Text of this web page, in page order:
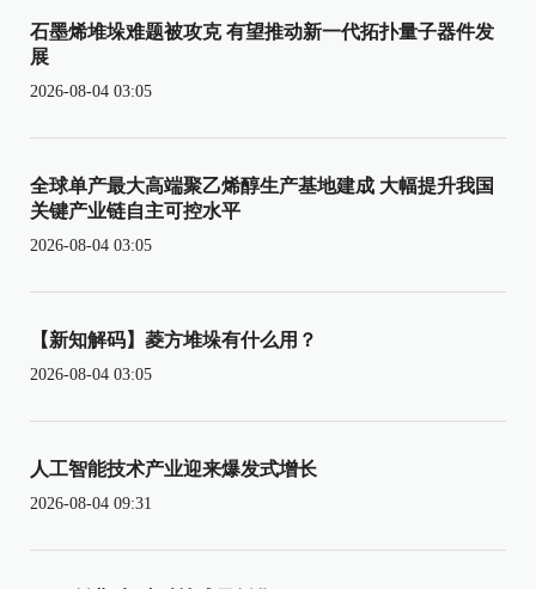
石墨烯堆垛难题被攻克 有望推动新一代拓扑量子器件发
展
2026-08-04 03:05
全球单产最大高端聚乙烯醇生产基地建成 大幅提升我国
关键产业链自主可控水平
2026-08-04 03:05
【新知解码】菱方堆垛有什么用？
2026-08-04 03:05
人工智能技术产业迎来爆发式增长
2026-08-04 09:31